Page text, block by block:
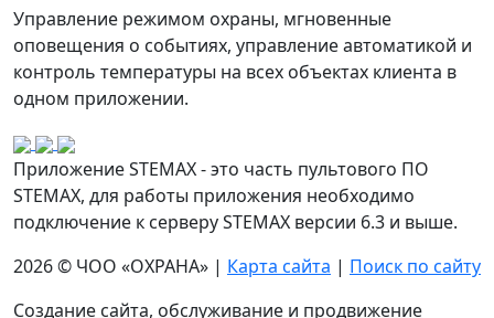
Управление режимом охраны, мгновенные
оповещения о событиях, управление автоматикой и
контроль температуры на всех объектах клиента в
одном приложении.
Приложение STEMAX - это часть пультового ПО
STEMAX, для работы приложения необходимо
подключение к серверу STEMAX версии 6.3 и выше.
2026 © ЧОО «ОХРАНА» | Карта сайта | Поиск по сайту
Создание сайта, обслуживание и продвижение